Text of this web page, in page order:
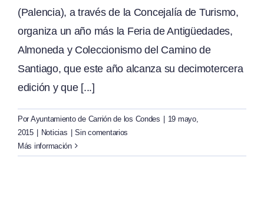
(Palencia), a través de la Concejalía de Turismo,
organiza un año más la Feria de Antigüedades,
Almoneda y Coleccionismo del Camino de
Santiago, que este año alcanza su decimotercera
edición y que [...]
Por Ayuntamiento de Carrión de los Condes | 19 mayo,
2015 | Noticias | Sin comentarios
Más información